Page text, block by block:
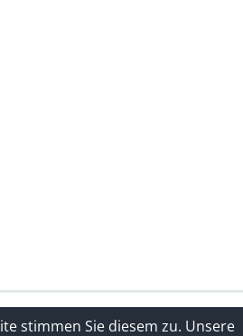
stimmen Sie diesem zu. Unsere